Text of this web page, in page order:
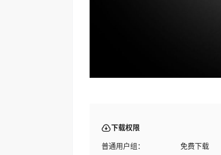
下载权限
普通用户组：
免费下载